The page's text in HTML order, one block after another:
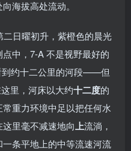
海拔高处流动。
日曜初升，紫橙色的晨光
中，7-A 不是视野最好的
约十二公里的河段——但
里，河床以大约十二度的
重力环境中足以把任何水
里毫不减速地向上流淌，
一条平地上的中等流速河流